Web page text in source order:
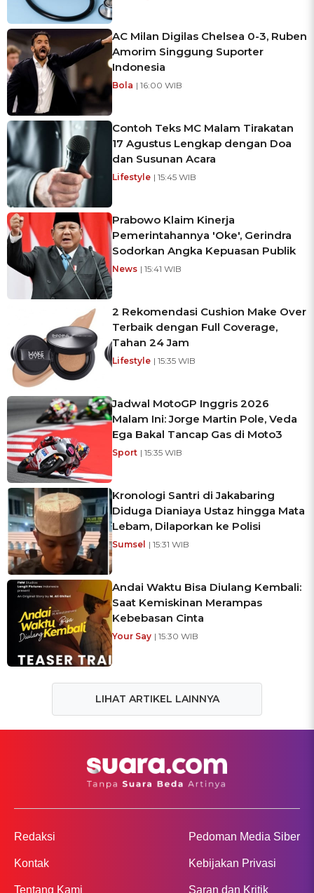
AC Milan Digilas Chelsea 0-3, Ruben
Amorim Singgung Suporter
Indonesia
Bola | 16:00 WIB
Contoh Teks MC Malam Tirakatan
17 Agustus Lengkap dengan Doa
dan Susunan Acara
Lifestyle | 15:45 WIB
Prabowo Klaim Kinerja
Pemerintahannya 'Oke', Gerindra
Sodorkan Angka Kepuasan Publik
News | 15:41 WIB
2 Rekomendasi Cushion Make Over
Terbaik dengan Full Coverage,
Tahan 24 Jam
Lifestyle | 15:35 WIB
Jadwal MotoGP Inggris 2026
Malam Ini: Jorge Martin Pole, Veda
Ega Bakal Tancap Gas di Moto3
Sport | 15:35 WIB
Kronologi Santri di Jakabaring
Diduga Dianiaya Ustaz hingga Mata
Lebam, Dilaporkan ke Polisi
Sumsel | 15:31 WIB
Andai Waktu Bisa Diulang Kembali:
Saat Kemiskinan Merampas
Kebebasan Cinta
Your Say | 15:30 WIB
LIHAT ARTIKEL LAINNYA
Redaksi
Kontak
Tentang Kami
Pedoman Media Siber
Kebijakan Privasi
Saran dan Kritik